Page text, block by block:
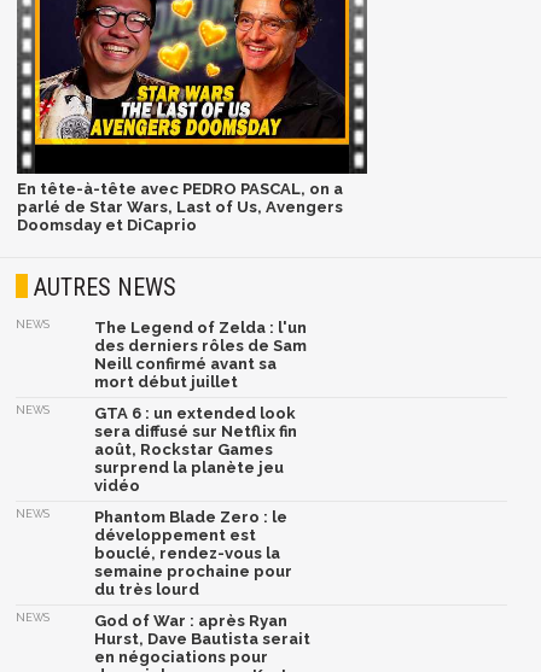
En tête-à-tête avec PEDRO PASCAL, on a
parlé de Star Wars, Last of Us, Avengers
Doomsday et DiCaprio
AUTRES NEWS
NEWS
The Legend of Zelda : l'un
des derniers rôles de Sam
Neill confirmé avant sa
mort début juillet
NEWS
GTA 6 : un extended look
sera diffusé sur Netflix fin
août, Rockstar Games
surprend la planète jeu
vidéo
NEWS
Phantom Blade Zero : le
développement est
bouclé, rendez-vous la
semaine prochaine pour
du très lourd
NEWS
God of War : après Ryan
Hurst, Dave Bautista serait
en négociations pour